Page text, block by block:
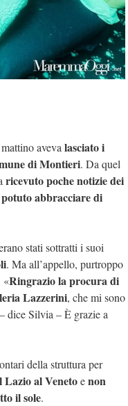
aveva lasciato i
di Montieri. Da quel
ricevuto poche notizie dei
potuto abbracciare di
stati sottratti i suoi
. Ma all’appello, purtroppo
«Ringrazio la procura di
Lazzerini, che mi sono
– dice Silvia – È grazie a
della struttura per
Lazio al Venetoenon
il sole.